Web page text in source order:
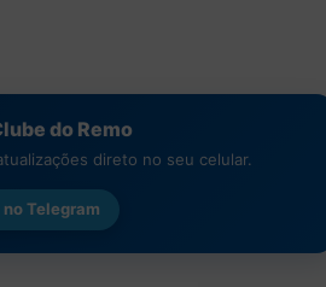
do Remo
direto no seu celular.
noTelegram